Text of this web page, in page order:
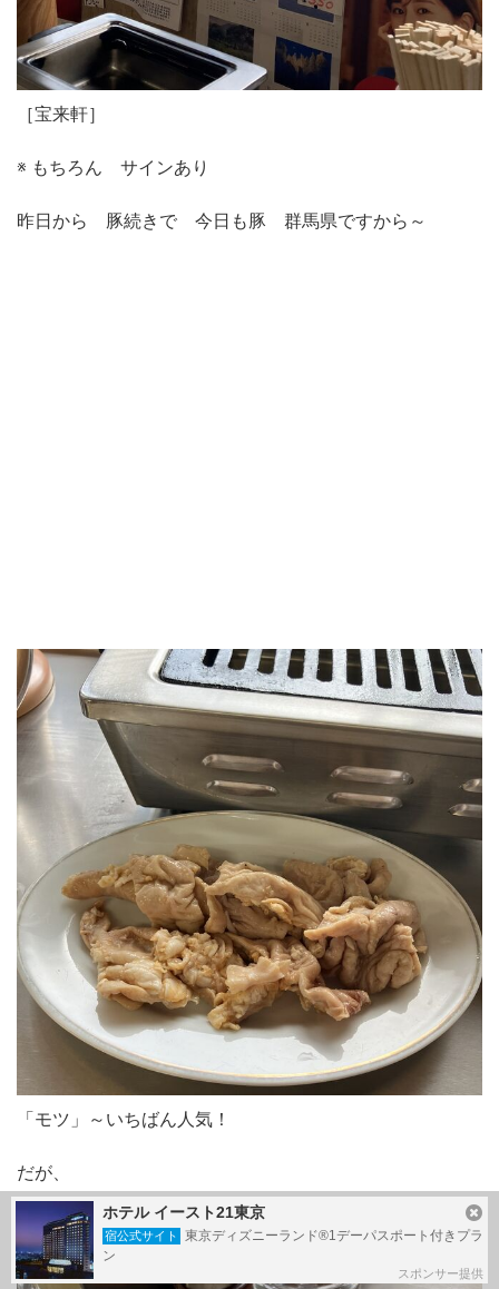
［宝来軒］
※ もちろん サインあり
昨日から 豚続きで 今日も豚 群馬県ですから～
「モツ」～いちばん人気！
だが、
ホテル イースト21東京
宿公式サイト
東京ディズニーランド®1デーパスポート付きプラ
ン
スポンサー提供